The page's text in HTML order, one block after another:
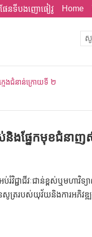
ផែនទីបងញោផៀវូ Home
មេងជំនាន់ក្រោយទី ២
ងផ្នែកមុខជំនាញសិ
រំវិជ្ជាជីវៈជាន់ខ្ពស់ឬមហា
នសូត្ររបស់យុវ័យនិងការអភិ